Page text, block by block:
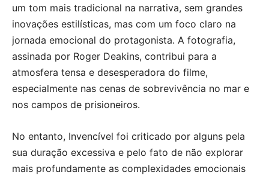
um tom mais tradicional na narrativa, sem grandes
inovações estilísticas, mas com um foco claro na
jornada emocional do protagonista. A fotografia,
assinada por Roger Deakins, contribui para a
atmosfera tensa e desesperadora do filme,
especialmente nas cenas de sobrevivência no mar e
nos campos de prisioneiros.
No entanto, Invencível foi criticado por alguns pela
sua duração excessiva e pelo fato de não explorar
mais profundamente as complexidades emocionais